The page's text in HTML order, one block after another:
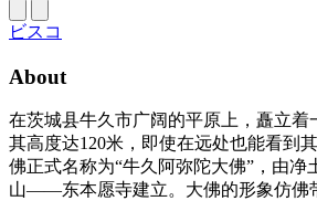
ビスコ
About
在茨城县牛久市广阔的平原上，矗立着
其高度达120米，即使在远处也能看到
佛正式名称为“牛久阿弥陀大佛”，由净
山——东本愿寺建立。大佛的形象仿佛